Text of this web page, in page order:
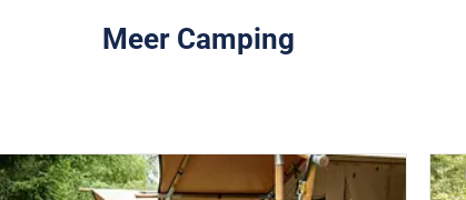
Meer Camping